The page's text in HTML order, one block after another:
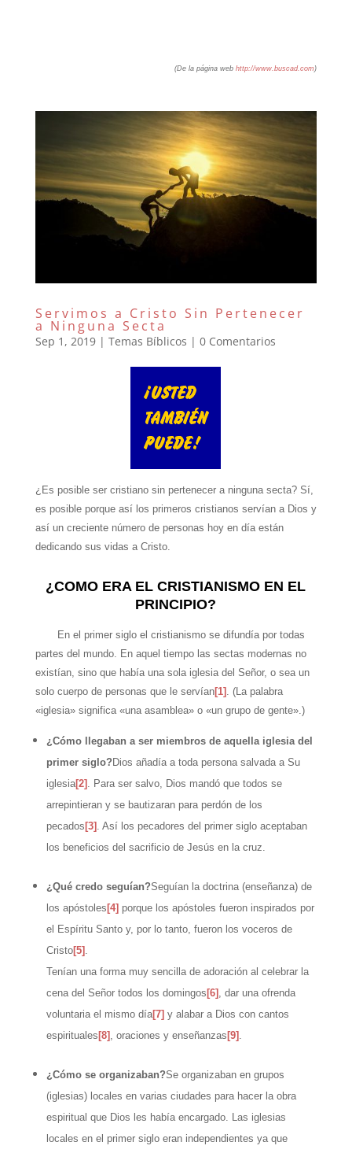
(De la página webhttp://www.buscad.com )
Servimos a Cristo Sin Pertenecer
a Ninguna Secta
Sep 1, 2019| Temas Bíblicos | 0 Comentarios
¿Es posible ser cristiano sin pertenecer a ninguna secta? Sí,
es posible porque así los primeros cristianos servían a Dios y
así un creciente número de personas hoy en día están
dedicando sus vidas a Cristo.
¿COMO ERA EL CRISTIANISMO EN EL
PRINCIPIO?
En el primer siglo el cristianismo se difundía por todas
partes del mundo. En aquel tiempo las sectas modernas no
existían, sino que había una sola iglesia del Señor, o sea un
solo cuerpo de personas que le servían[1] . (La palabra
«iglesia» significa «una asamblea» o «un grupo de gente».)
¿Cómo llegaban a ser miembros de aquella iglesia del
primer siglo? Dios añadía a toda persona salvada a Su
iglesia[2] . Para ser salvo, Dios mandó que todos se
arrepintieran y se bautizaran para perdón de los
pecados [3] . Así los pecadores del primer siglo aceptaban
los beneficios del sacrificio de Jesús en la cruz.
¿Qué credo seguían?Seguían la doctrina (enseñanza) de
los apóstoles [4] porque los apóstoles fueron inspirados por
el Espíritu Santo y, por lo tanto, fueron los voceros de
Cristo[5] .
Tenían una forma muy sencilla de adoración al celebrar la
cena del Señor todos los domingos [6] , dar una ofrenda
voluntaria el mismo día[7] y alabar a Dios con cantos
espirituales [8] , oraciones y enseñanzas [9] .
¿Cómo se organizaban?Se organizaban en grupos
(iglesias) locales en varias ciudades para hacer la obra
espiritual que Dios les había encargado. Las iglesias
locales en el primer siglo eran independientes ya que